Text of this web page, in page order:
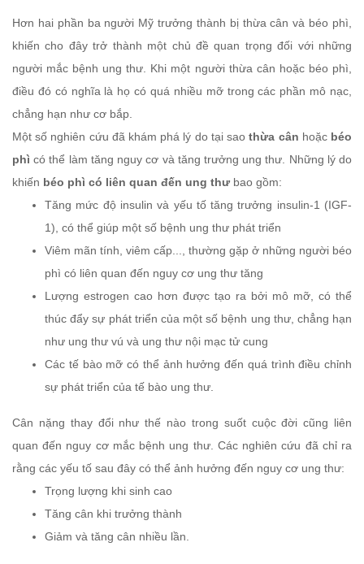
Hơn hai phần ba người Mỹ trưởng thành bị thừa cân và béo phì,
khiến cho đây trở thành một chủ đề quan trọng đối với những
người mắc bệnh ung thư. Khi một người thừa cân hoặc béo phì,
điều đó có nghĩa là họ có quá nhiều mỡ trong các phần mô nạc,
chẳng hạn như cơ bắp.
Một số nghiên cứu đã khám phá lý do tại sao thừa cân hoặc béo
phì có thể làm tăng nguy cơ và tăng trưởng ung thư. Những lý do
khiến béo phì có liên quan đến ung thư bao gồm:
Tăng mức độ insulin và yếu tố tăng trưởng insulin-1 (IGF-
1), có thể giúp một số bệnh ung thư phát triển
Viêm mãn tính, viêm cấp..., thường gặp ở những người béo
phì có liên quan đến nguy cơ ung thư tăng
Lượng estrogen cao hơn được tạo ra bởi mô mỡ, có thể
thúc đẩy sự phát triển của một số bệnh ung thư, chẳng hạn
như ung thư vú và ung thư nội mạc tử cung
Các tế bào mỡ có thể ảnh hưởng đến quá trình điều chỉnh
sự phát triển của tế bào ung thư.
Cân nặng thay đổi như thế nào trong suốt cuộc đời cũng liên
quan đến nguy cơ mắc bệnh ung thư. Các nghiên cứu đã chỉ ra
rằng các yếu tố sau đây có thể ảnh hưởng đến nguy cơ ung thư:
Trọng lượng khi sinh cao
Tăng cân khi trưởng thành
Giảm và tăng cân nhiều lần.